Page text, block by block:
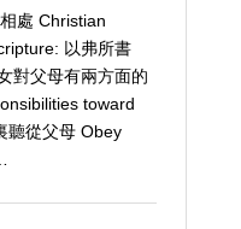
處 Christian
以弗所書
對父母有兩方面的
toward
聽從父母 Obey